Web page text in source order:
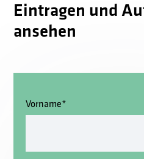
Eintragen und
ansehen
Vorname*